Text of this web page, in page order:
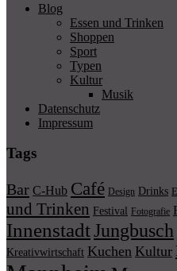
Blog
Essen und Trinken
Shoppen
Sport
Typen
Kultur
Musik
Datenschutz
Impressum
Tags
Bar C-Hub Café Design Drinks
und Trinken Festival Fotografie
InnenstadtJungbusch
Kreativwirtschaft Kuchen Kultur